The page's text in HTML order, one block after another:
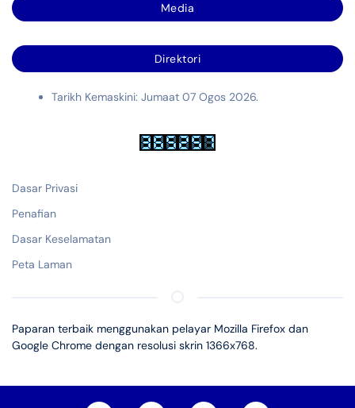
Media
Direktori
Tarikh Kemaskini: Jumaat 07 Ogos 2026.
Dasar Privasi
Penafian
Dasar Keselamatan
Peta Laman
Paparan terbaik menggunakan pelayar Mozilla Firefox dan
Google Chrome dengan resolusi skrin 1366x768.